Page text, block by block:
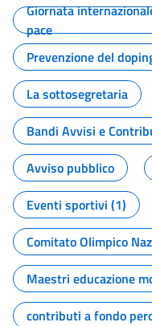
Giornata
pace
Prevenzione del
La sottosegretaria
Bandi Avvisi e
Avviso pubblico
Eventi sportivi (1)
Comitato Olimpico
Maestri educazione
contributi a fondo